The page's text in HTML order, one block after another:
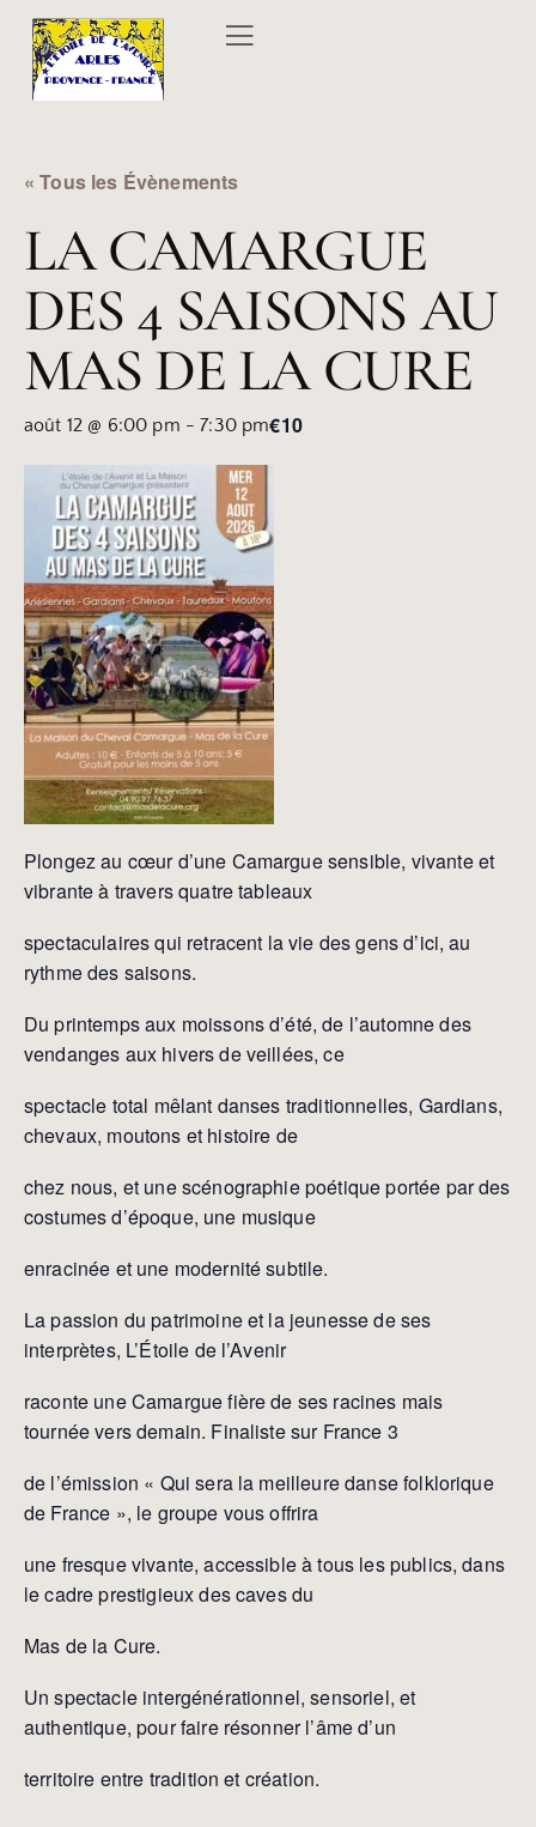
« Tous les Évènements
LA CAMARGUE
DES 4 SAISONS AU
MAS DE LA CURE
août 12 @ 6:00 pm -7:30 pm€10
Plongez au cœur d’une Camargue sensible, vivante et
vibrante à travers quatre tableaux
spectaculaires qui retracent la vie des gens d’ici, au
rythme des saisons.
Du printemps aux moissons d’été, de l’automne des
vendanges aux hivers de veillées, ce
spectacle total mêlant danses traditionnelles, Gardians,
chevaux, moutons et histoire de
chez nous, et une scénographie poétique portée par des
costumes d’époque, une musique
enracinée et une modernité subtile.
La passion du patrimoine et la jeunesse de ses
interprètes, L’Étoile de l’Avenir
raconte une Camargue fière de ses racines mais
tournée vers demain. Finaliste sur France 3
de l’émission « Qui sera la meilleure danse folklorique
de France », le groupe vous offrira
une fresque vivante, accessible à tous les publics, dans
le cadre prestigieux des caves du
Mas de la Cure.
Un spectacle intergénérationnel, sensoriel, et
authentique, pour faire résonner l’âme d’un
territoire entre tradition et création.